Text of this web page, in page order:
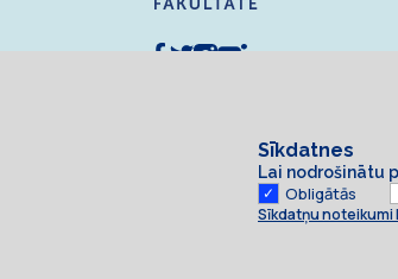
Sīkdatnes
Lai nodrošinātu
Obligātās
Sīkdatņu noteikumi